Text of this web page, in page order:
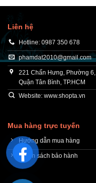
Liên hệ
Hotline: 0987 350 678
phamdat2010@gmail.com
221 Chấn Hưng, Phường 6,
Quận Tân Bình, TP.HCM
Website: www.shopta.vn
Mua hàng trực tuyến
Hướng dẫn mua hàng
Chính sách bảo hành